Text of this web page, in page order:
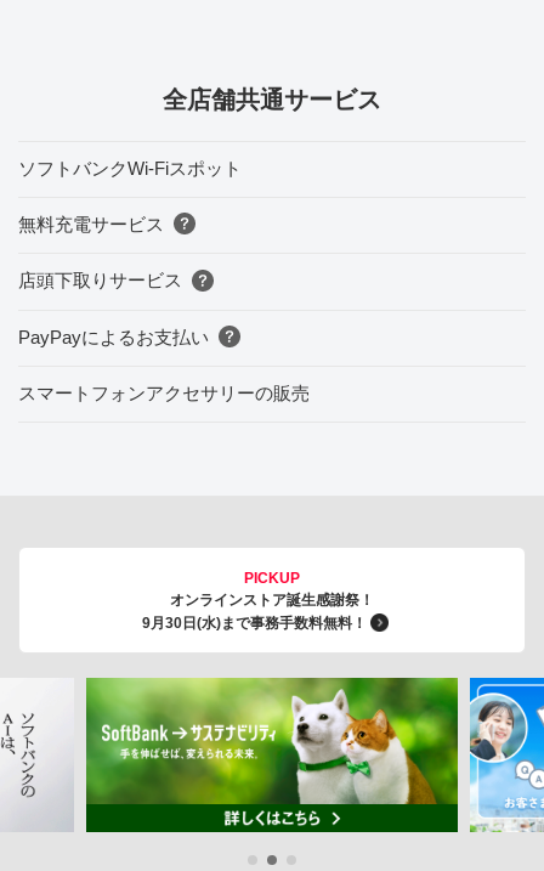
全店舗共通サービス
ソフトバンクWi-Fiスポット
無料充電サービス
店頭下取りサービス
PayPayによるお支払い
スマートフォンアクセサリーの販売
PICKUP
オンラインストア誕生感謝祭！
9月30日(水)まで事務手数料無料！